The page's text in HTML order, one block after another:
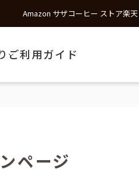
Amazon サザコーヒー ストア楽
ご利用ガイド
ページ